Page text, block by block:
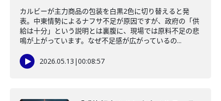
カルビーが主力商品の包装を白黒2色に切り替えると発
表。中東情勢によるナフサ不足が原因ですが、政府の「供
給は十分」という説明とは裏腹に、現場では原料不足の悲
鳴が上がっています。なぜ不足感が広がっているの...
2026.05.13 |00:08:57